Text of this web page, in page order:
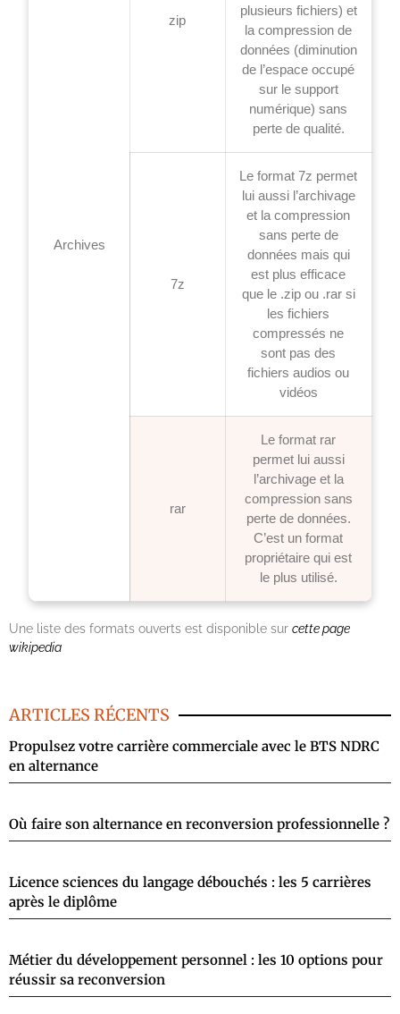
Archives
zip
plusieurs fichiers) et
la compression de
données (diminution
de l’espace occupé
sur le support
numérique) sans
perte de qualité.
7z
Le format 7z permet
lui aussi l’archivage
et la compression
sans perte de
données mais qui
est plus efficace
que le .zip ou .rar si
les fichiers
compressés ne
sont pas des
fichiers audios ou
vidéos
rar
Le format rar
permet lui aussi
l’archivage et la
compression sans
perte de données.
C’est un format
propriétaire qui est
le plus utilisé.
Une liste des formats ouverts est disponible sur cette page
wikipedia
ARTICLES RÉCENTS
Propulsez votre carrière commerciale avec le BTS NDRC
en alternance
Où faire son alternance en reconversion professionnelle ?
Licence sciences du langage débouchés : les 5 carrières
après le diplôme
Métier du développement personnel : les 10 options pour
réussir sa reconversion